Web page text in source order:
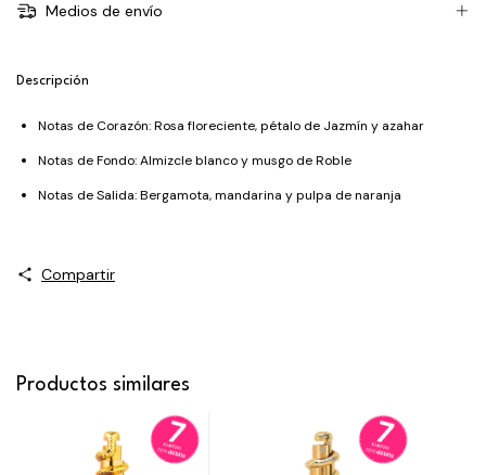
Medios de envío
Descripción
Notas de Corazón: Rosa floreciente, pétalo de Jazmín y azahar
Notas de Fondo: Almizcle blanco y musgo de Roble
Notas de Salida: Bergamota, mandarina y pulpa de naranja
Compartir
Productos similares